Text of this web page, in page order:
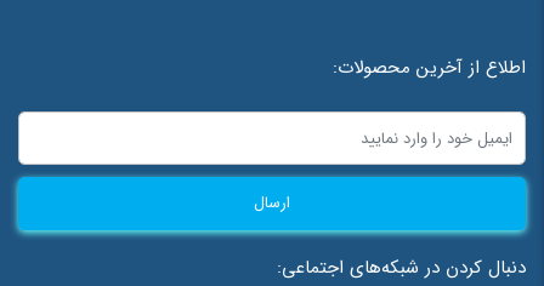
اطلاع از آخرین محصولات:
ارسال
دنبال کردن در شبکه‌های اجتماعی: